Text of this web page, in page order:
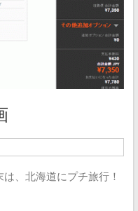
、北海道にプチ旅行！